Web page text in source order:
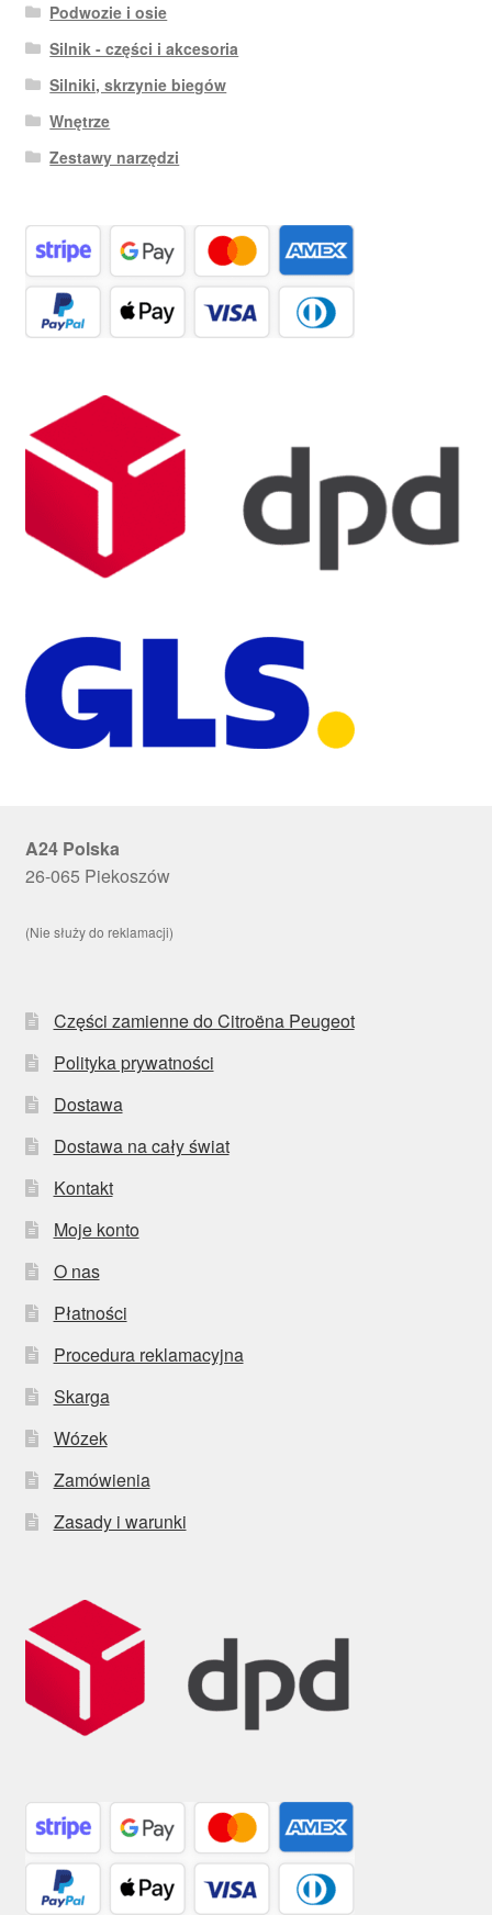
Podwozie i osie
Silnik - części i akcesoria
Silniki, skrzynie biegów
Wnętrze
Zestawy narzędzi
A24 Polska
26-065 Piekoszów
(Nie służy do reklamacji)
Części zamienne do Citroëna Peugeot
Polityka prywatności
Dostawa
Dostawa na cały świat
Kontakt
Moje konto
O nas
Płatności
Procedura reklamacyjna
Skarga
Wózek
Zamówienia
Zasady i warunki